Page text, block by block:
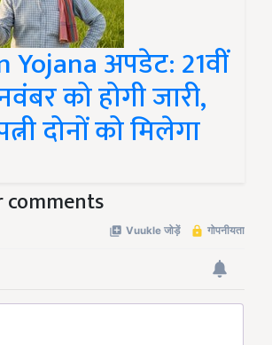
Yojana अपडेट: 21वीं
को होगी जारी,
दोनों को मिलेगा
comments